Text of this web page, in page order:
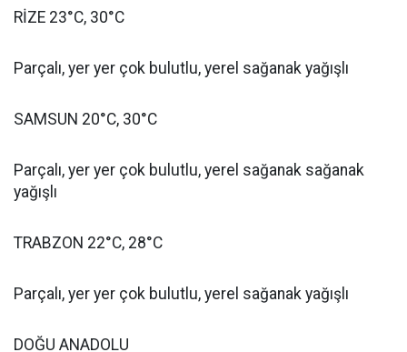
RİZE 23°C, 30°C
Parçalı, yer yer çok bulutlu, yerel sağanak yağışlı
SAMSUN 20°C, 30°C
Parçalı, yer yer çok bulutlu, yerel sağanak sağanak
yağışlı
TRABZON 22°C, 28°C
Parçalı, yer yer çok bulutlu, yerel sağanak yağışlı
DOĞU ANADOLU